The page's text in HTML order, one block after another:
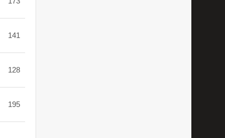
141
128
195